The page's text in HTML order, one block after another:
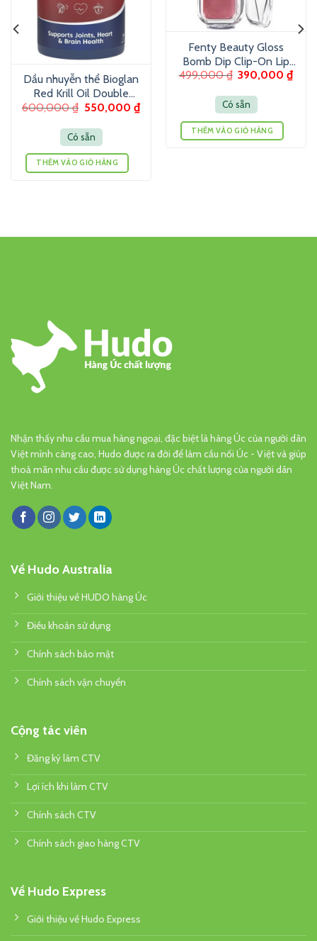
Dầu nhuyễn thể Bioglan
Red Krill Oil Double
Strength 1000mg 60
600,000₫ 550,000 ₫
Có sẵn
THÊM VÀO GIỎ HÀNG
Fenty Beauty Gloss
Bomb Dip Clip-On Lip
Luminizer 6g – Son
499,000₫ 390,000₫
Có sẵn
THÊM VÀO GIỎ HÀNG
Nhận thấy nhu cầu mua hàng ngoại, đặc biệt là hàng Úc của người dân
Việt mình càng cao, Hudo được ra đời để làm cầu nối Úc - Việt và giúp
thoả mãn nhu cầu được sử dụng hàng Úc chất lượng của người dân
Việt Nam.
Về Hudo Australia
Giới thiệu về HUDO hàng Úc
Điều khoản sử dụng
Chính sách bảo mật
Chính sách vận chuyển
Cộng tác viên
Đăng ký làm CTV
Lợi ích khi làm CTV
Chính sách CTV
Chính sách giao hàng CTV
Về Hudo Express
Giới thiệu về Hudo Express